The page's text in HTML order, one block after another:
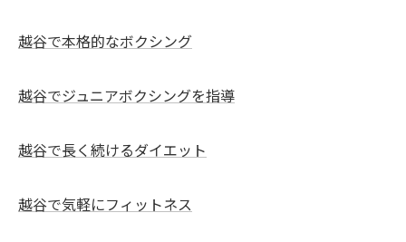
越谷で本格的なボクシング
越谷でジュニアボクシングを指導
越谷で長く続けるダイエット
越谷で気軽にフィットネス